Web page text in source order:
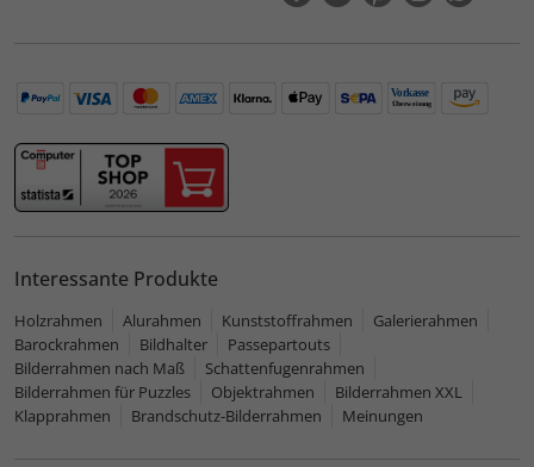
Interessante Produkte
Holzrahmen Alurahmen Kunststoffrahmen
Galerierahmen
Barockrahmen
Bildhalter
Passepartouts
Bilderrahmen nach Maß
Schattenfugenrahmen
Bilderrahmen für Puzzles
Objektrahmen
Bilderrahmen XXL
Klapprahmen
Brandschutz-Bilderrahmen Meinungen